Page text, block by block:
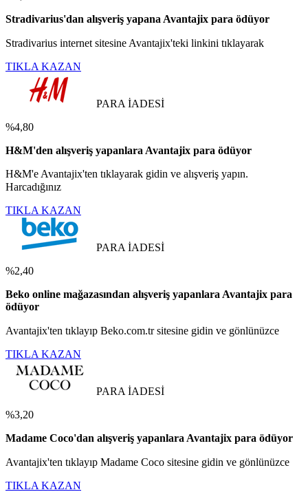
Stradivarius'dan alışveriş yapana Avantajix para ödüyor
Stradivarius internet sitesine Avantajix'teki linkini tıklayarak
TIKLA KAZAN
PARA İADESİ
%4,80
H&M'den alışveriş yapanlara Avantajix para ödüyor
H&M'e Avantajix'ten tıklayarak gidin ve alışveriş yapın.
Harcadığınız
TIKLA KAZAN
PARA İADESİ
%2,40
Beko online mağazasından alışveriş yapanlara Avantajix para
ödüyor
Avantajix'ten tıklayıp Beko.com.tr sitesine gidin ve gönlünüzce
TIKLA KAZAN
PARA İADESİ
%3,20
Madame Coco'dan alışveriş yapanlara Avantajix para ödüyor
Avantajix'ten tıklayıp Madame Coco sitesine gidin ve gönlünüzce
TIKLA KAZAN